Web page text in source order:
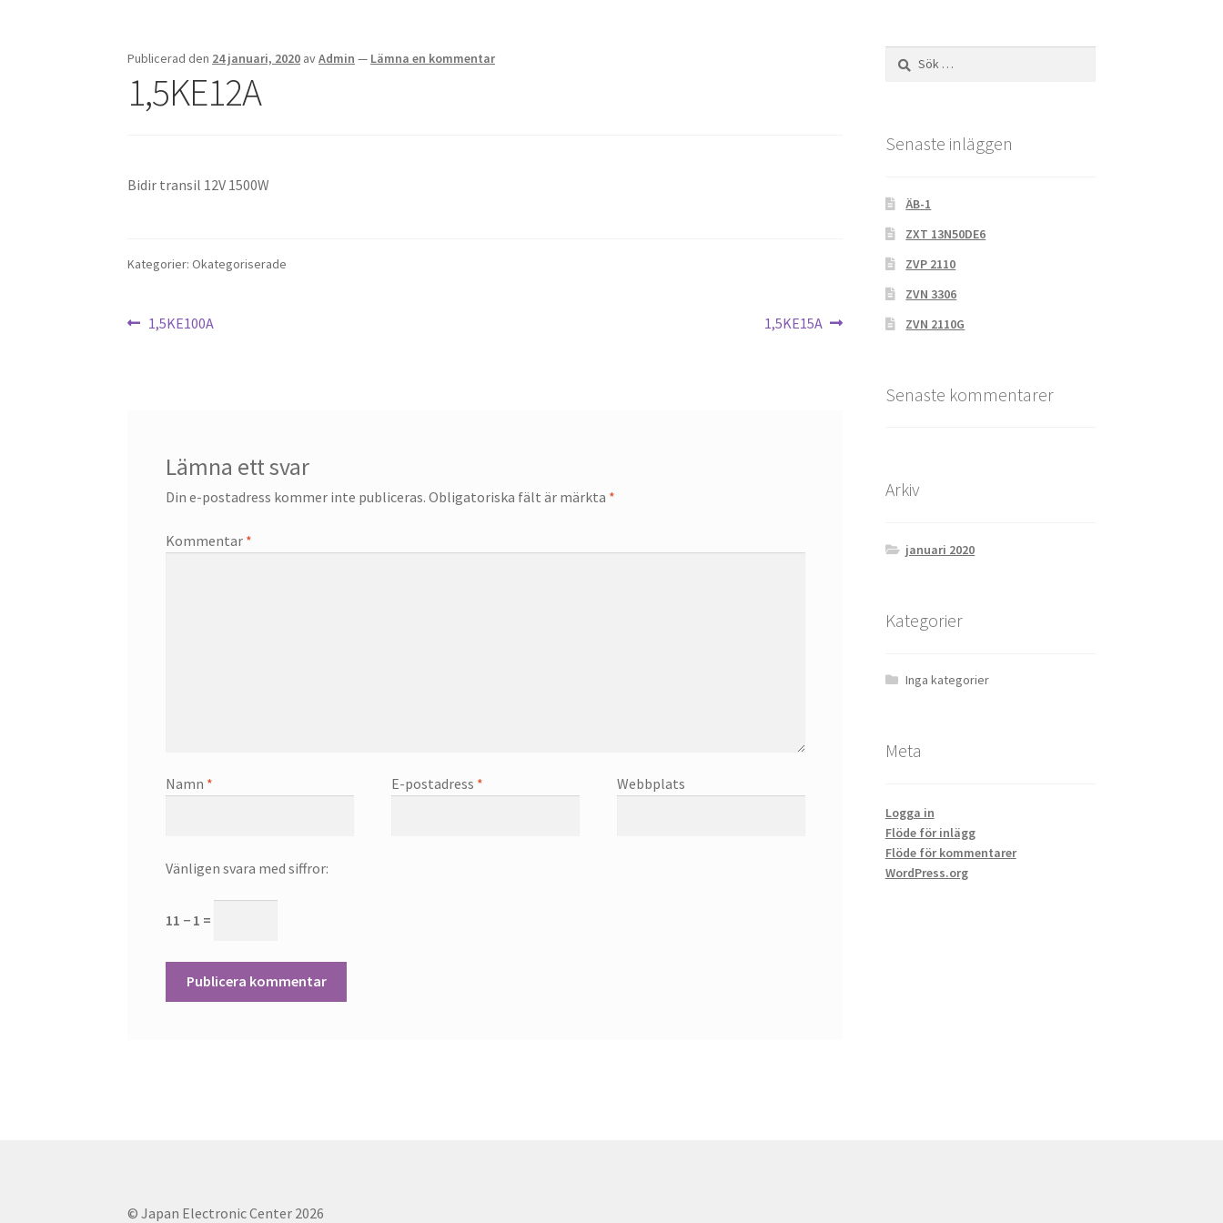
Publicerad den 24 januari, 2020 avAdmin — Lämna en kommentar
1,5KE12A
Bidir transil 12V 1500W
Kategorier: Okategoriserade
Inläggsnavigering
Föregående
1,5KE100A
Nästa
1,5KE15A
Lämna ett svar
Din e-postadress kommer inte publiceras. Obligatoriska fält är märkta *
Kommentar *
Namn * E-postadress * Webbplats
Vänligen svara med siffror:
11 − 1 =
Sök
efter:
Senaste inläggen
ÄB-1
ZXT 13N50DE6
ZVP 2110
ZVN 3306
ZVN 2110G
Senaste kommentarer
Arkiv
januari 2020
Kategorier
Inga kategorier
Meta
Logga in
Flöde för inlägg
Flöde för kommentarer
WordPress.org
© Japan Electronic Center 2026